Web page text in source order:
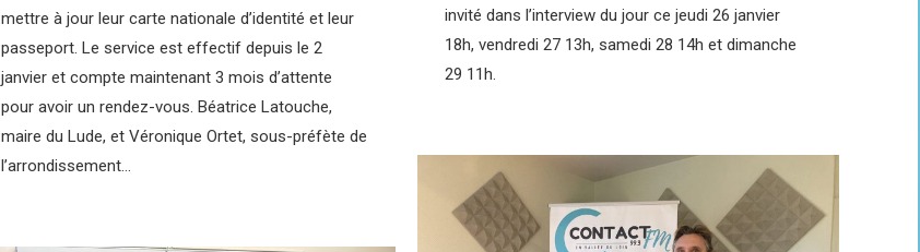
mettre à jour leur carte nationale d’identité et leur
passeport. Le service est effectif depuis le 2
janvier et compte maintenant 3 mois d’attente
pour avoir un rendez-vous. Béatrice Latouche,
maire du Lude, et Véronique Ortet, sous-préfète de
l’arrondissement…
invité dans l’interview du jour ce jeudi 26 janvier
18h, vendredi 27 13h, samedi 28 14h et dimanche
29 11h.